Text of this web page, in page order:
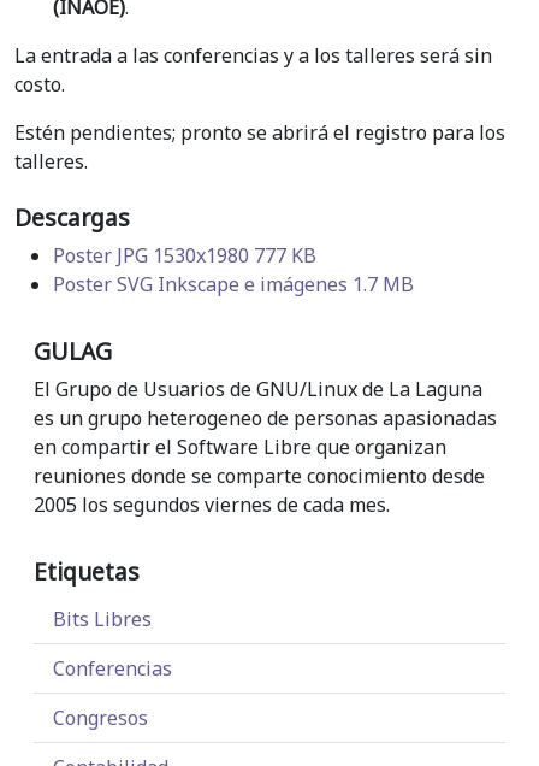
(INAOE).
La entrada a las conferencias y a los talleres será sin
costo.
Estén pendientes; pronto se abrirá el registro para los
talleres.
Descargas
Poster JPG 1530x1980 777 KB
Poster SVG Inkscape e imágenes 1.7 MB
GULAG
El Grupo de Usuarios de GNU/Linux de La Laguna
es un grupo heterogeneo de personas apasionadas
en compartir el Software Libre que organizan
reuniones donde se comparte conocimiento desde
2005 los segundos viernes de cada mes.
Etiquetas
Bits Libres
Conferencias
Congresos